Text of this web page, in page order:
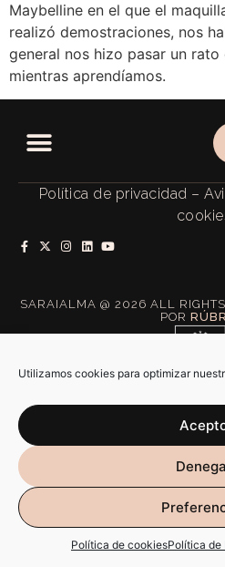
Utilizamos cookies para optimizar
Política de cookiesPolítica de
Maybelline en el que el
realizó demostraciones, nos
general nos hizo pasar un
mientras aprendíamos.
Política de privacidad –
SARAIALMA @ 2026 ALL
POR